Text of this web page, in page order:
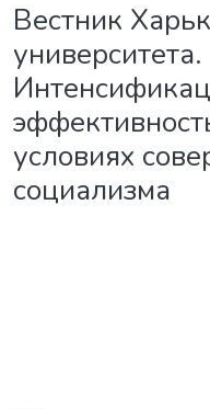
Вестник
условиях
социализма